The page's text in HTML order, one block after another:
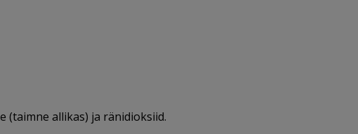
(taimne allikas) ja ränidioksiid.